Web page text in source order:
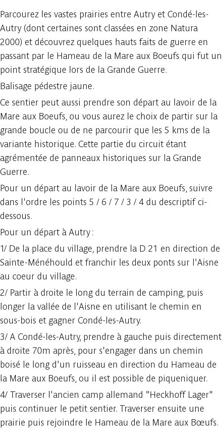
Parcourez les vastes prairies entre Autry et Condé-les-
Autry (dont certaines sont classées en zone Natura
2000) et découvrez quelques hauts faits de guerre en
passant par le Hameau de la Mare aux Boeufs qui fut un
point stratégique lors de la Grande Guerre.
Balisage pédestre jaune.
Ce sentier peut aussi prendre son départ au lavoir de la
Mare aux Boeufs, ou vous aurez le choix de partir sur la
grande boucle ou de ne parcourir que les 5 kms de la
variante historique. Cette partie du circuit étant
agrémentée de panneaux historiques sur la Grande
Guerre.
Pour un départ au lavoir de la Mare aux Boeufs, suivre
dans l'ordre les points 5 / 6 / 7 / 3 / 4 du descriptif ci-
dessous.
Pour un départ à Autry :
1/ De la place du village, prendre la D 21 en direction de
Sainte-Ménéhould et franchir les deux ponts sur l'Aisne
au coeur du village.
2/ Partir à droite le long du terrain de camping, puis
longer la vallée de l'Aisne en utilisant le chemin en
sous-bois et gagner Condé-les-Autry.
3/ A Condé-les-Autry, prendre à gauche puis directement
à droite 70m après, pour s'engager dans un chemin
boisé le long d'un ruisseau en direction du Hameau de
la Mare aux Boeufs, ou il est possible de piqueniquer.
4/ Traverser l'ancien camp allemand "Heckhoff Lager"
puis continuer le petit sentier. Traverser ensuite une
prairie puis rejoindre le Hameau de la Mare aux Bœufs.